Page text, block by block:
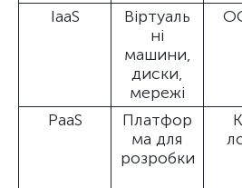
IaaS
Віртуаль
ні
машини,
диски,
мережі
PaaS
Платфор
ма для
розробки